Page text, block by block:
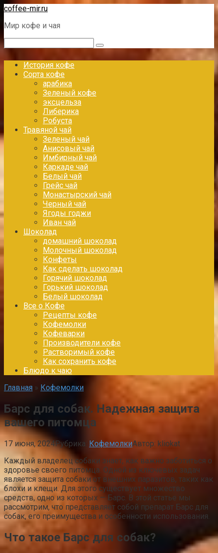
Перейти
контенту
coffee-mir.ru
Мир кофе и чая
Поиск:
История кофе
Сорта кофе
арабика
Зеленый кофе
эксцельза
Либерика
Робуста
Травяной чай
Зеленый чай
Анисовый чай
Имбирный чай
Каркаде чай
Белый чай
Грейс чай
Монастырский чай
Черный чай
Ягоды годжи
Иван чай
Шоколад
домашний шоколад
Молочный шоколад
Конфеты
Как сделать шоколад
Горячий шоколад
Горький шоколад
Белый шоколад
Все о Кофе
Рецепты кофе
Кофемолки
Кофеварки
Производители кофе
Растворимый кофе
Как сохранить кофе
Блюдо к чаю
Главная » Кофемолки
Барс для собак. Надежная защита
вашего питомца
17 июня, 2024Рубрика: КофемолкиАвтор: kliokat
Каждый владелец собаки знает, как важно заботиться о
здоровье своего питомца. Одной из ключевых задач
является защита собаки от внешних паразитов, таких как
блохи и клещи. Для этого существует множество
средств, одно из которых — Барс. В этой статье мы
рассмотрим, что представляет собой препарат Барс для
собак, его преимущества и особенности использования.
Что такое Барс для собак?